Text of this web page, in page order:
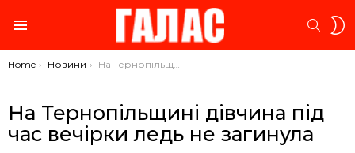
You are here:
Home Новини На Тернопільщині дівчина під час вечірки ледь не загинула
На Тернопільщині дівчина під
час вечірки ледь не загинула